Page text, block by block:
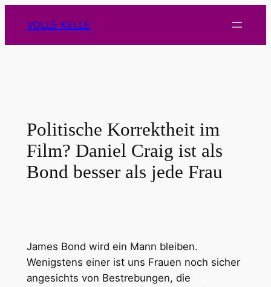
Inhalt
springen
VOLLE KELLE
Politische Korrektheit im
Film? Daniel Craig ist als
Bond besser als jede Frau
James Bond wird ein Mann bleiben.
Wenigstens einer ist uns Frauen noch sicher
angesichts von Bestrebungen, die